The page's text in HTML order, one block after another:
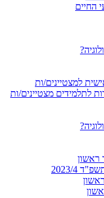
החיים
למצטיינים/ות
לתלמידים מצטיינים/ות
ראשון
2023/4